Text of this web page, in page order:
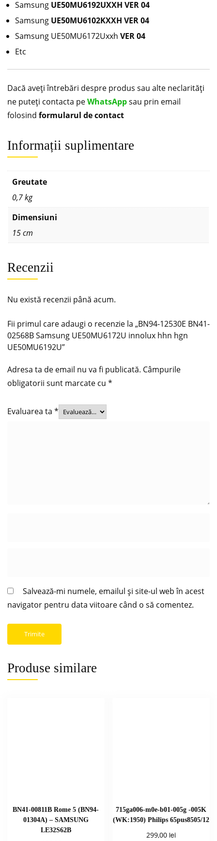
Samsung UE50MU6192UXXH VER 04
Samsung UE50MU6102KXXH VER 04
Samsung UE50MU6172Uxxh VER 04
Etc
Dacă aveți întrebări despre produs sau alte neclarități
ne puteți contacta peWhatsAppsau prin email
folosind formularul de contact
Informații suplimentare
Greutate
0,7 kg
Dimensiuni
15 cm
Recenzii
Nu există recenzii până acum.
Fii primul care adaugi o recenzie la „BN94-12530E BN41-
02568B Samsung UE50MU6172U innolux hhn hgn
UE50MU6192U”
Adresa ta de email nu va fi publicată. Câmpurile
obligatorii sunt marcate cu *
Evaluarea ta *
Salvează-mi numele, emailul și site-ul web în acest
navigator pentru data viitoare când o să comentez.
Produse similare
BN41-00811B Rome 5 (BN94-
01304A) – SAMSUNG
LE32S62B
715ga006-m0e-b01-005g -005K
(WK:1950) Philips 65pus8505/12
299,00 lei